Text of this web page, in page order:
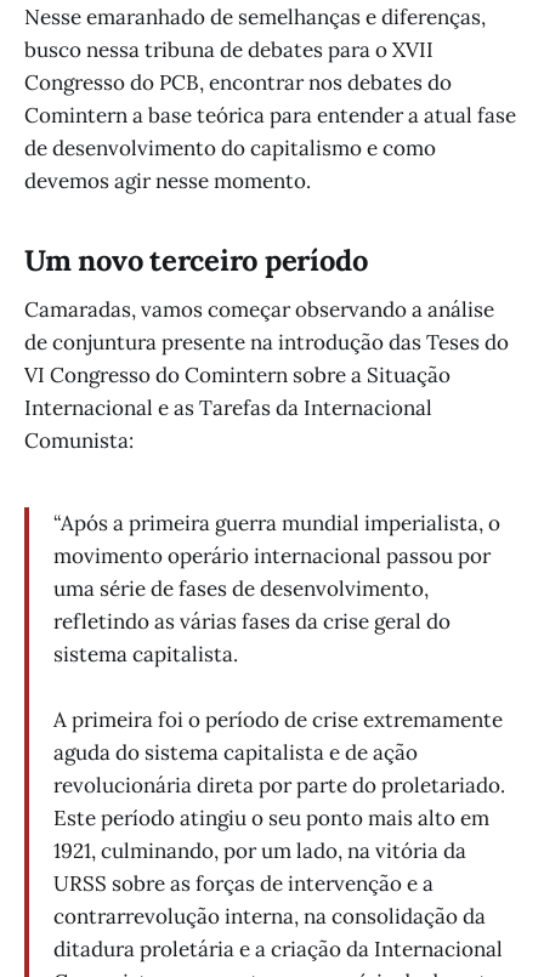
Nesse emaranhado de semelhanças e diferenças,
busco nessa tribuna de debates para o XVII
Congresso do PCB, encontrar nos debates do
Comintern a base teórica para entender a atual fase
de desenvolvimento do capitalismo e como
devemos agir nesse momento.
Um novo terceiro período
Camaradas, vamos começar observando a análise
de conjuntura presente na introdução das Teses do
VI Congresso do Comintern sobre a Situação
Internacional e as Tarefas da Internacional
Comunista:
“Após a primeira guerra mundial imperialista, o
movimento operário internacional passou por
uma série de fases de desenvolvimento,
refletindo as várias fases da crise geral do
sistema capitalista.
A primeira foi o período de crise extremamente
aguda do sistema capitalista e de ação
revolucionária direta por parte do proletariado.
Este período atingiu o seu ponto mais alto em
1921, culminando, por um lado, na vitória da
URSS sobre as forças de intervenção e a
contrarrevolução interna, na consolidação da
ditadura proletária e a criação da Internacional